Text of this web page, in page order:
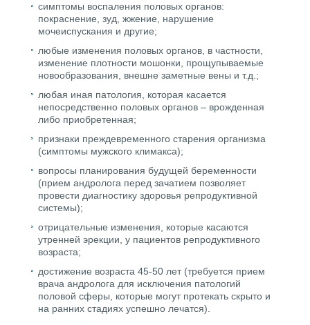
симптомы воспаления половых органов:
покраснение, зуд, жжение, нарушение
мочеиспускания и другие;
любые изменения половых органов, в частности,
изменение плотности мошонки, прощупываемые
новообразования, внешне заметные вены и т.д.;
любая иная патология, которая касается
непосредственно половых органов – врожденная
либо приобретенная;
признаки преждевременного старения организма
(симптомы мужского климакса);
вопросы планирования будущей беременности
(прием андролога перед зачатием позволяет
провести диагностику здоровья репродуктивной
системы);
отрицательные изменения, которые касаются
утренней эрекции, у пациентов репродуктивного
возраста;
достижение возраста 45-50 лет (требуется прием
врача андролога для исключения патологий
половой сферы, которые могут протекать скрыто и
на ранних стадиях успешно лечатся).